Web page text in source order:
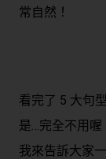
常自然！
看完了 5 大句
是…完全不用喔
我來告訴大家